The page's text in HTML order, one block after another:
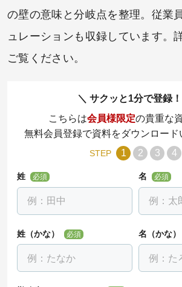
の壁の意味と分岐点を整理。従業
ュレーションも収録しています。
ご覧ください。
サクッと1分で登録！
こちらは会員様限定の貴重な
無料会員登録で資料をダウンロード
STEP 1 2 3 4
姓 必須 名 必須
姓（かな） 必須 名（かな）